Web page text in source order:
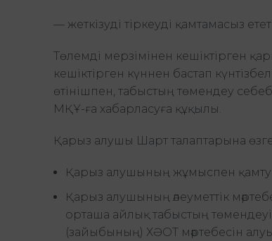
— жеткізуді тіркеуді қамтамасыз
Төлемді мерзімінен кешіктірген
кешіктірген күннен бастап
өтінішпен, табыстың төмендеу
МҚҰ-ға хабарласуға құқылы.
Қарыз алушы Шарт талаптарына
Қарыз алушының жұмыспен қамту
Қарыз алушының әлеуметтік
орташа айлық табыстың
(зайыбының) ХӘОТ мәртебесін